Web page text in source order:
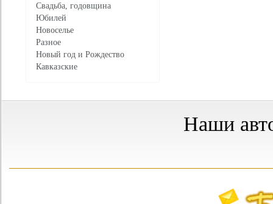
Свадьба, годовщина
Юбилей
Новоселье
Разное
Новый год и Рождество
Кавказские
Наши